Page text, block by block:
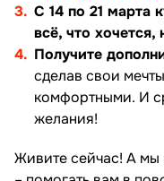
С 14 по 21 марта
всё, что
Получите
сделав свои
комфортными. И
желания!
Живите сейчас! А